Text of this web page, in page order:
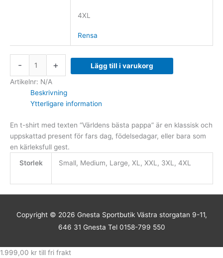
4XL
Rensa
- + Lägg till i varukorg
Artikelnr: N/A
Beskrivning
Ytterligare information
En t-shirt med texten “Världens bästa pappa” är en klassisk och
uppskattad present för fars dag, födelsedagar, eller bara som
en kärleksfull gest.
Storlek
Small, Medium, Large, XL, XXL, 3XL, 4XL
Copyright © 2026 Gnesta SportbutikVästra storgatan 9-11,
646 31 Gnesta Tel 0158-799 550
1.999,00 kr till fri frakt